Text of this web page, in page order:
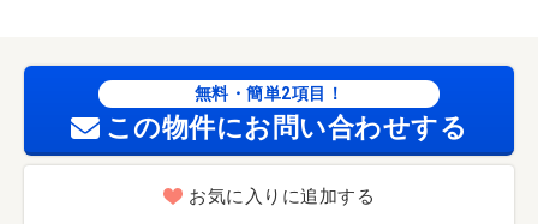
無料・簡単2項目！
この物件にお問い合わせする
お気に入りに追加する